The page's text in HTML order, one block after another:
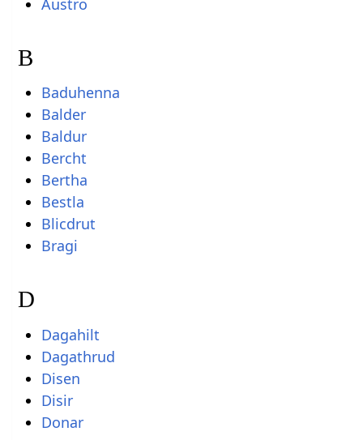
Austro
B
Baduhenna
Balder
Baldur
Bercht
Bertha
Bestla
Blicdrut
Bragi
D
Dagahilt
Dagathrud
Disen
Disir
Donar